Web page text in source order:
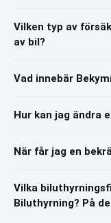
Vilken typ av
av bil?
Vad innebär
Hur kan jag ändra
När får jag en
Vilka
Biluthyrning? På